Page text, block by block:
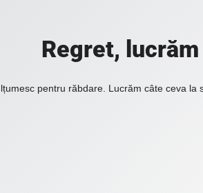
Regret,
pentru răbdare. Lucrăm câte ceva la